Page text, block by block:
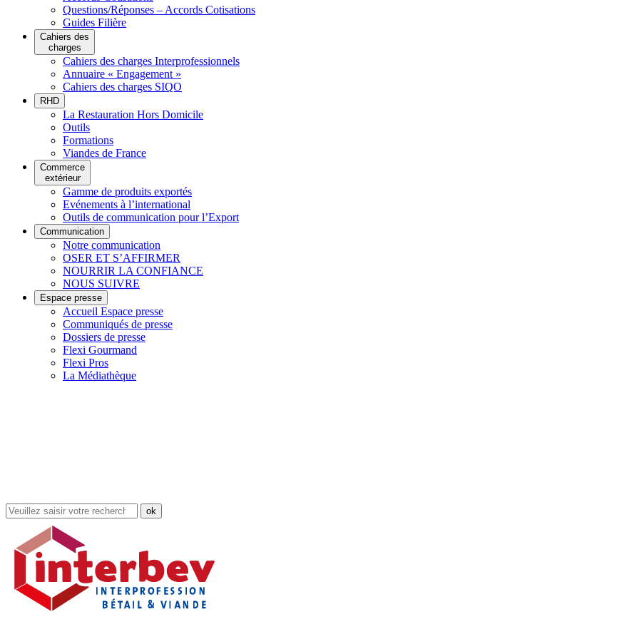
Questions/Réponses – Accords Cotisations
Guides Filière
Cahiers des
charges
Cahiers des charges Interprofessionnels
Annuaire « Engagement »
Cahiers des charges SIQO
RHD
La Restauration Hors Domicile
Outils
Formations
Viandes de France
Commerce
extérieur
Gamme de produits exportés
Evénements à l’international
Outils de communication pour l’Export
Communication
Notre communication
OSER ET S’AFFIRMER
NOURRIR LA CONFIANCE
NOUS SUIVRE
Espace presse
Accueil Espace presse
Communiqués de presse
Dossiers de presse
Flexi Gourmand
Flexi Pros
La Médiathèque
Rechercher
dans
site